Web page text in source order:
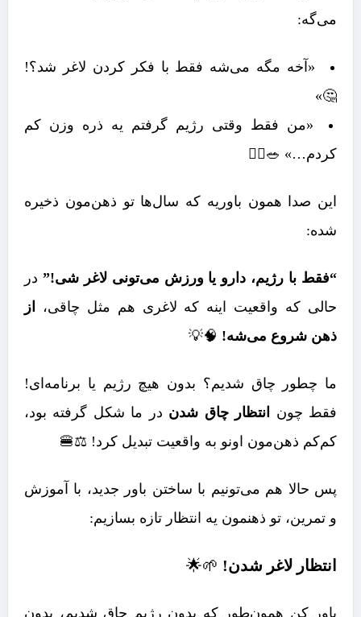
می‌گه:
«آخه مگه می‌شه فقط با فکر کردن لاغر شد؟!
🤔»
«من فقط وقتی رژیم گرفتم یه ذره وزن کم
کردم…» 🥗🏃‍♀️
این صدا همون باوریه که سال‌ها تو ذهن‌مون ذخیره
شده:
“فقط با رژیم، دارو یا ورزش می‌تونی لاغر شی!” در
حالی که واقعیت اینه که لاغری هم مثل چاقی،
از
ذهن شروع می‌شه! 🧠💡
ما چطور چاق شدیم؟ بدون هیچ رژیم یا برنامه‌ای!
فقط چون
انتظار چاق شدن در ما شکل گرفته بود،
کم‌کم ذهن‌مون اونو به واقعیت تبدیل کرد! ⚖️🍔
پس حالا هم می‌تونیم با ساختن باور جدید، با آموزش
و تمرین، تو ذهنمون یه انتظار تازه بسازیم:
انتظار لاغر شدن! 🌱🌟
باور کن همون‌طور که بدون رژیم چاق شدیم، بدون